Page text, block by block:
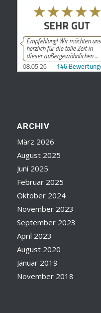
ARCHIV
März 2026
August 2025
Juni 2025
Februar 2025
Oktober 2024
November 2023
September 2023
April 2023
August 2020
Januar 2019
November 2018